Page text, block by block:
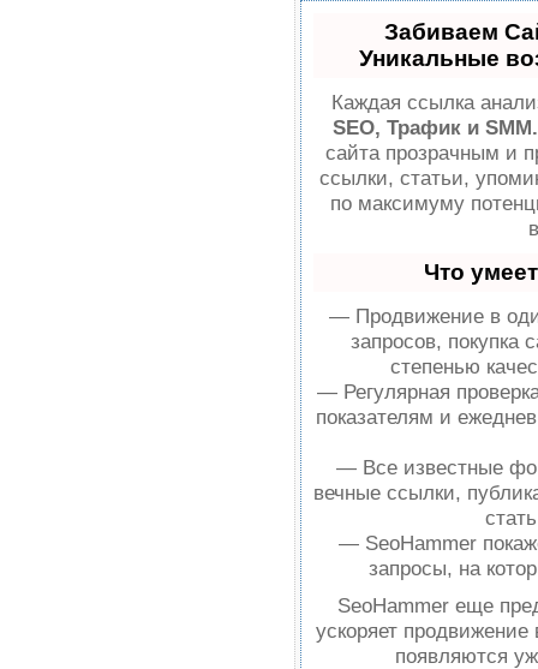
Забиваем
Уникальные
Каждая ссылка
SEO, Трафик и SMM.
сайта прозрачным и
ссылки, статьи,
по максимуму
Что
— Продвижение в
запросов,
степенью
— Регулярная
показателям и
— Все известные
вечные ссылки,
— SeoHammer
запросы, на
SeoHammer еще
ускоряет
появляются